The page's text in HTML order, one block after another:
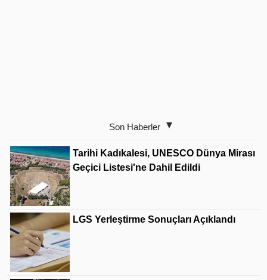
Son Haberler
Tarihi Kadıkalesi, UNESCO Dünya Mirası
Geçici Listesi'ne Dahil Edildi
LGS Yerleştirme Sonuçları Açıklandı